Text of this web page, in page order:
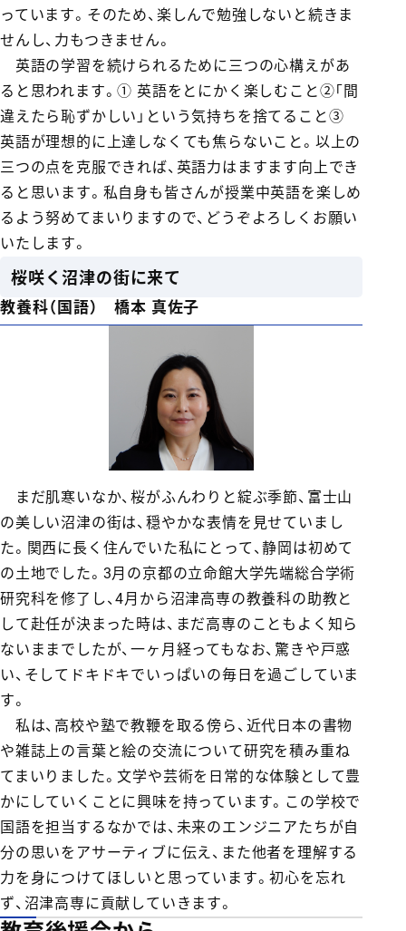
っています。そのため、楽しんで勉強しないと続きま
せんし、力もつきません。
英語の学習を続けられるために三つの心構えがあ
ると思われます。① 英語をとにかく楽しむこと②「間
違えたら恥ずかしい」という気持ちを捨てること③
英語が理想的に上達しなくても焦らないこと。以上の
三つの点を克服できれば、英語力はますます向上でき
ると思います。私自身も皆さんが授業中英語を楽しめ
るよう努めてまいりますので、どうぞよろしくお願い
いたします。
桜咲く沼津の街に来て
教養科（国語） 橋本 真佐子
まだ肌寒いなか、桜がふんわりと綻ぶ季節、富士山
の美しい沼津の街は、穏やかな表情を見せていまし
た。関西に長く住んでいた私にとって、静岡は初めて
の土地でした。3月の京都の立命館大学先端総合学術
研究科を修了し、4月から沼津高専の教養科の助教と
して赴任が決まった時は、まだ高専のこともよく知ら
ないままでしたが、一ヶ月経ってもなお、驚きや戸惑
い、そしてドキドキでいっぱいの毎日を過ごしていま
す。
私は、高校や塾で教鞭を取る傍ら、近代日本の書物
や雑誌上の言葉と絵の交流について研究を積み重ね
てまいりました。文学や芸術を日常的な体験として豊
かにしていくことに興味を持っています。この学校で
国語を担当するなかでは、未来のエンジニアたちが自
分の思いをアサーティブに伝え、また他者を理解する
力を身につけてほしいと思っています。初心を忘れ
ず、沼津高専に貢献していきます。